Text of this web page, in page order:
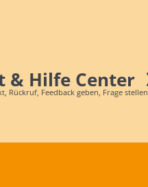
& Hilfe Center
Rückruf, Feedback geben, Frage stellen